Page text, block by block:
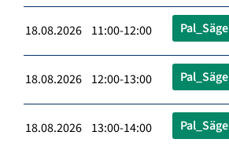
18.08.2026 11:00-12:00 Pal_Säge
18.08.2026 12:00-13:00 Pal_Säge
18.08.2026 13:00-14:00 Pal_Säge